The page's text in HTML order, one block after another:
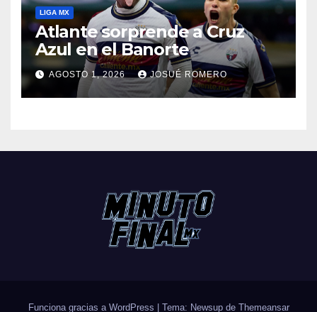
LIGA MX
Atlante sorprende a Cruz
Azul en el Banorte
AGOSTO 1, 2026 JOSUÉ ROMERO
Funciona gracias a WordPress Tema: Newsup de Themeansar